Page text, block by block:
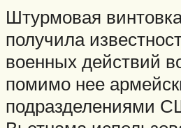
Штурмовая
получила
военных действий
помимо нее
подразделениями